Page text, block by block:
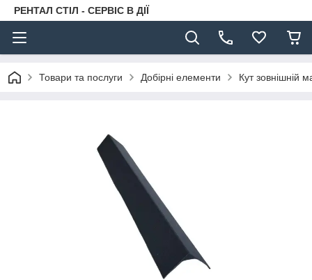
РЕНТАЛ СТІЛ - СЕРВІС В ДІЇ
Товари та послуги Добірні елементи Кут зовнішній